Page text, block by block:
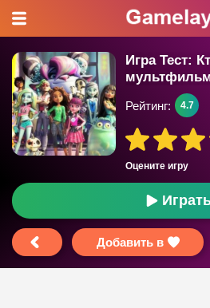
Игра Тест:
Оцените игру
Рейтинг: 4.7
Добавить в